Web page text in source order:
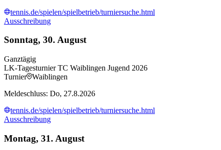
tennis.de/spielen/spielbetrieb/turniersuche.html
Ausschreibung
Sonntag, 30. August
Ganztägig
LK-Tagesturnier TC Waiblingen Jugend 2026
Turnier
Waiblingen
Meldeschluss: Do, 27.8.2026
tennis.de/spielen/spielbetrieb/turniersuche.html
Ausschreibung
Montag, 31. August